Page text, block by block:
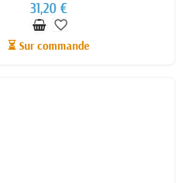
31,20 €
favorite_border
⏳ Sur commande